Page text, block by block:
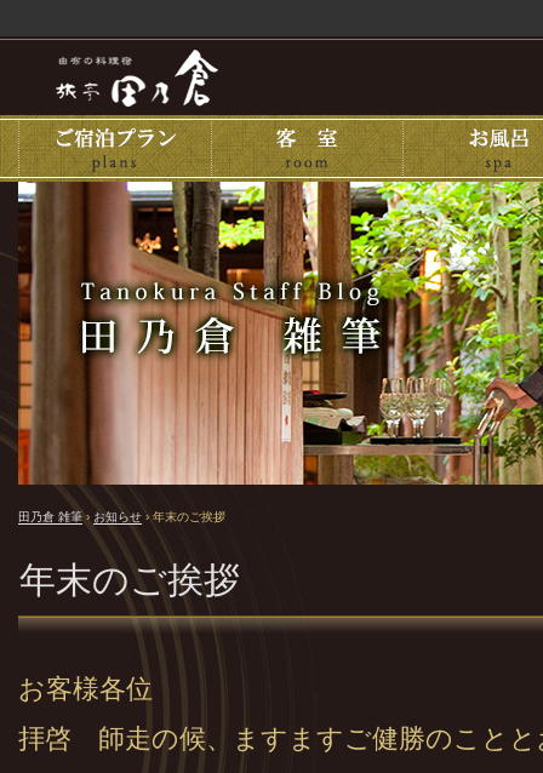
田乃倉 雑筆 › お知らせ › 年末のご挨拶
年末のご挨拶
お客様各位
拝啓 師走の候、ますますご健勝のことと